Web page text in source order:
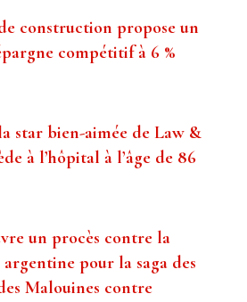
construction propose un
compétitif à 6 %
star bien-aimée de Law &
à l’hôpital à l’âge de 86
un procès contre la
pour la saga des
Malouines contre